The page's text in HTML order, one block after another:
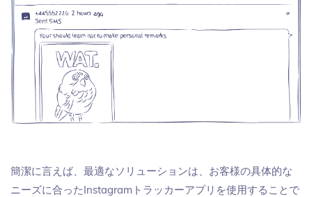
簡潔に言えば、最適なソリューションは、お客様の具体的な
ニーズに合ったInstagramトラッカーアプリを使用することで